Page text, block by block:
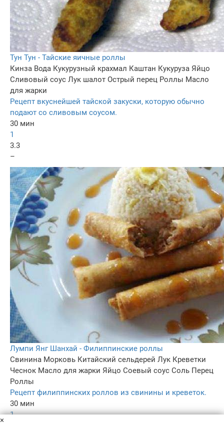
Тун Тун - Тайские яичные роллы
Кинза Вода Кукурузный крахмал Каштан Кукуруза Яйцо
Сливовый соус Лук шалот Острый перец Роллы Масло
для жарки
Рецепт вкуснейшей тайской закуски, которую обычно
подают со сливовым соусом.
30 мин
1
3.3
–
Лумпи Янг Шанхай - Филиппинские роллы
Свинина Морковь Китайский сельдерей Лук Креветки
Чеснок Масло для жарки Яйцо Соевый соус Соль Перец
Роллы
Рецепт филиппинских роллов из свинины и креветок.
30 мин
1
×